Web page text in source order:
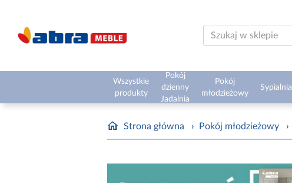
Wszystkie
produkty
Pokój
dzienny
Jadalnia
Pokój
młodzieżowy
Sypialnia
Strona główna › Pokój młodzieżowy ›